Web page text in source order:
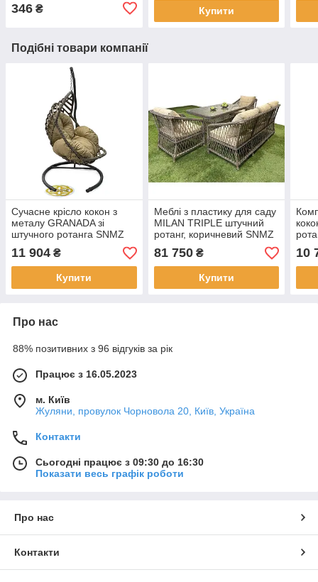
346 ₴ Купити
Подібні товари компанії
Сучасне крісло кокон з
металу GRANADA зі
штучного ротанга SNMZ
11 904 ₴
Купити
Меблі з пластику для саду
MILAN TRIPLE штучний
ротанг, коричневий SNMZ
81 750₴
Купити
10
Про нас
88% позитивних з 96 відгуків за рік
Працює з 16.05.2023
м. Київ
Жуляни, провулок Чорновола 20, Київ, Україна
Контакти
Сьогодні працює з 09:30 до 16:30
Показати весь графік роботи
Про нас
Контакти